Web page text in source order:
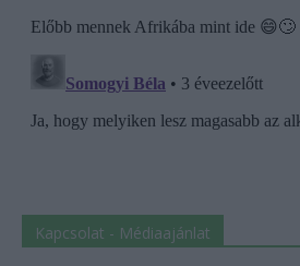
Kapcsolat - Médiaajánlat